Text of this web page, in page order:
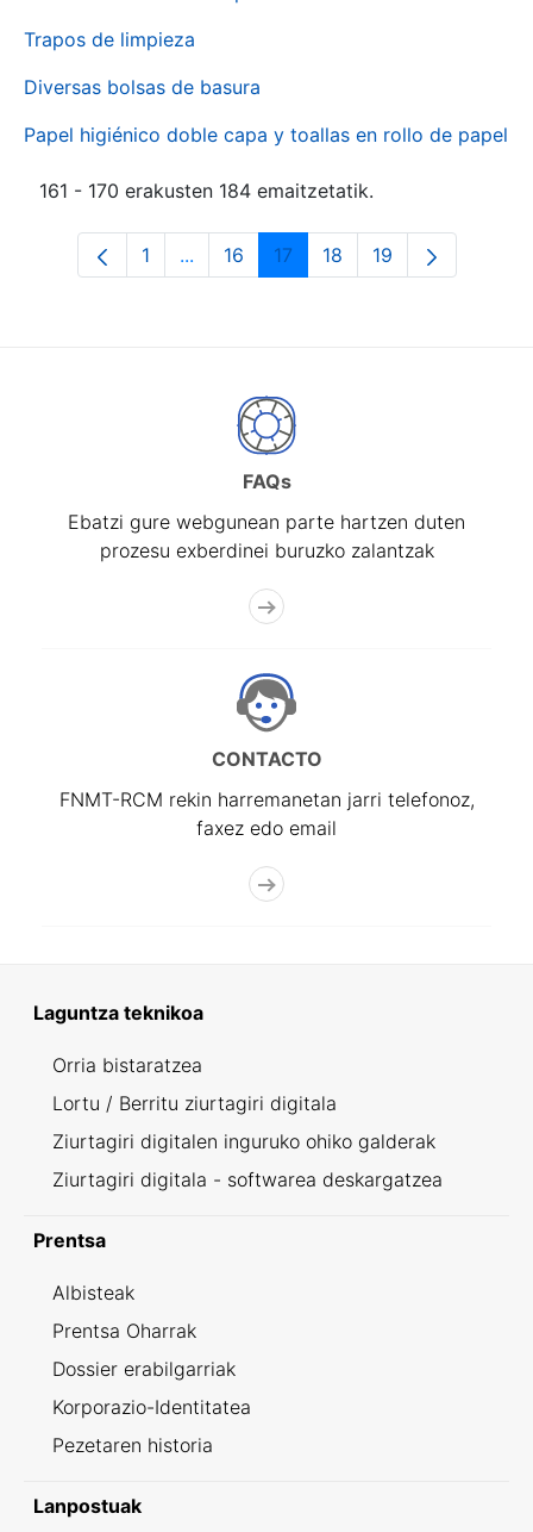
Trapos de limpieza
Diversas bolsas de basura
Papel higiénico doble capa y toallas en rollo de papel
161 - 170 erakusten 184 emaitzetatik.
Orrialdea
1 ...Intermediate Pages Use TAB to
Orrialdea
16 Orrialdea
17 Orrialdea
18 Orrialdea
19
FAQs
Ebatzi gure webgunean parte hartzen duten
prozesu exberdinei buruzko zalantzak
CONTACTO
FNMT-RCM rekin harremanetan jarri telefonoz,
faxez edo email
Laguntza teknikoa
Orria bistaratzea
Lortu / Berritu ziurtagiri digitala
Ziurtagiri digitalen inguruko ohiko galderak
Ziurtagiri digitala - softwarea deskargatzea
Prentsa
Albisteak
Prentsa Oharrak
Dossier erabilgarriak
Korporazio-Identitatea
Pezetaren historia
Lanpostuak